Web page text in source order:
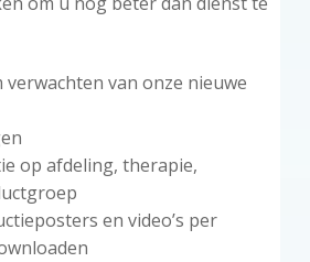
van onze nieuwe
op afdeling, therapie,
en video’s per